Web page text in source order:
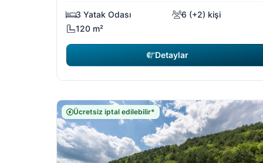
3 Yatak Odası
6 (+2) kişi
120 m²
Detaylar
Ücretsiz iptal edilebilir*